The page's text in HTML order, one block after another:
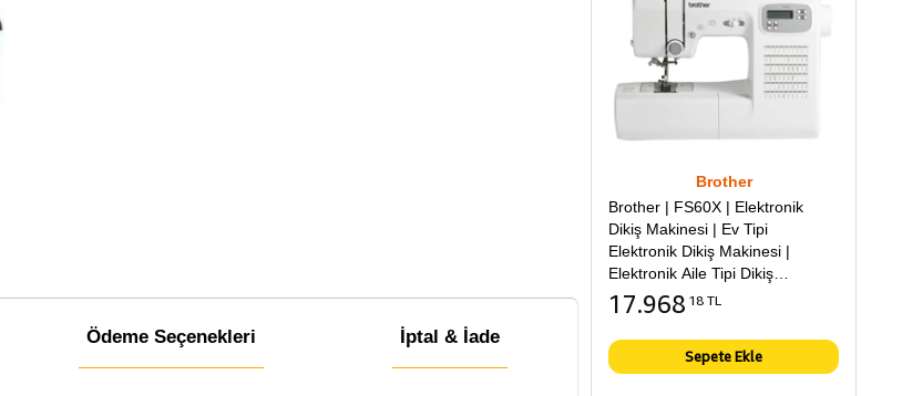
Ödeme Seçenekleri İptal & İade
Brother
Brother | FS60X | Elektronik
Dikiş Makinesi | Ev Tipi
Elektronik Dikiş Makinesi |
Elektronik Aile Tipi Dikiş
Makinesi
17.968 18 TL
Sepete Ekle